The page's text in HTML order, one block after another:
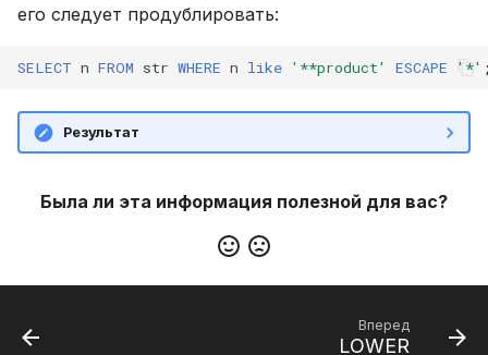
его следует продублировать:
SELECT n FROM str WHERE n like '**product' ESCAPE '*'
Результат
Была ли эта информация полезной для вас?
Вперед
LOWER